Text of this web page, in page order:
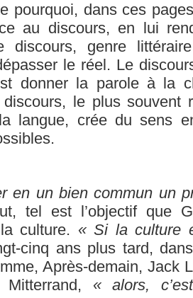
pourquoi, dans ces
au discours, en lui
discours, genre
le réel. Le
donner la parole à la
le plus souvent
langue, crée du sens
en un bien commun un
tel est l’objectif que
culture. « Si la culture
cinq ans plus tard,
Après-demain, Jack
« alors,